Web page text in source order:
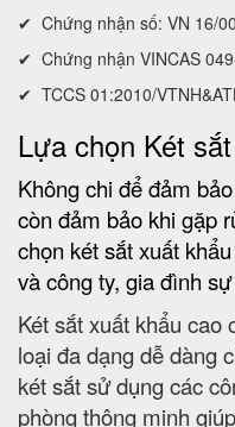
✔ Chứng nhận số: VN 16/
✔ Chứng nhận VINCAS
✔ TCCS 01:2010/
Lựa chọn Két
Không chi để đảm
còn đảm bảo khi gặp
chọn két sắt xuất
và công ty, gia đình
Két sắt xuất khẩu cao
loại đa dạng dễ dàng
két sắt sử dụng các
phòng thông minh